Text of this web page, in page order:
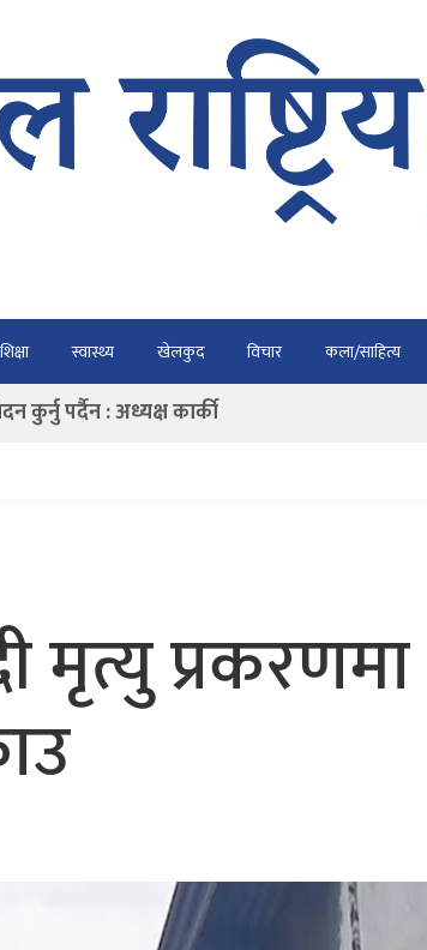
शिक्षा स्वास्थ्य खेलकुद विचार कला/साहित्य
ल्याइए
कुर्नु पर्दैन : अध्यक्ष कार्की
मृत्यु प्रकरणमा